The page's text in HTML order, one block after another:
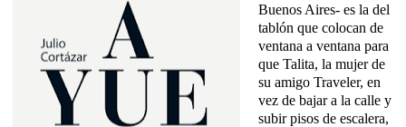
Buenos Aires- es la del
tablón que colocan de
ventana a ventana para
que Talita, la mujer de
su amigo Traveler, en
vez de bajar a la calle y
subir pisos de escalera,